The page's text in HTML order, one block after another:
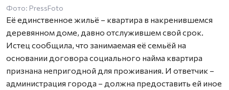
Фото: PressFoto
Её единственное жильё – квартира в накренившемся
деревянном доме, давно отслужившем свой срок.
Истец сообщила, что занимаемая её семьёй на
основании договора социального найма квартира
признана непригодной для проживания. И ответчик –
администрация города – должна предоставить ей иное